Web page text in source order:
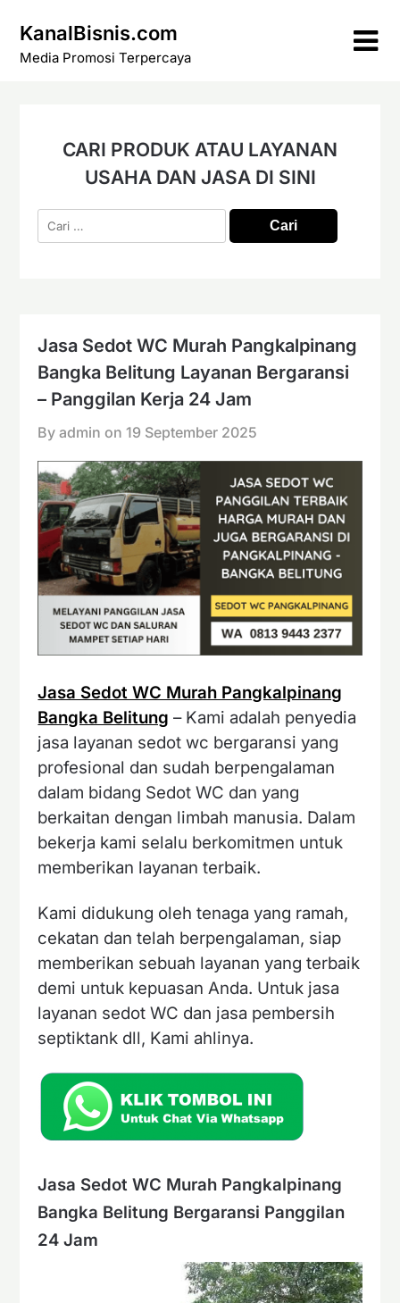
content
KanalBisnis.com
Media Promosi Terpercaya
CARI PRODUK ATAU LAYANAN
USAHA DAN JASA DI SINI
Cari
untuk:
Jasa Sedot WC Murah Pangkalpinang
Bangka Belitung Layanan Bergaransi
– Panggilan Kerja 24 Jam
By admin on19 September 2025
Jasa Sedot WC Murah Pangkalpinang
Bangka Belitung – Kami adalah penyedia
jasa layanan sedot wc bergaransi yang
profesional dan sudah berpengalaman
dalam bidang Sedot WC dan yang
berkaitan dengan limbah manusia. Dalam
bekerja kami selalu berkomitmen untuk
memberikan layanan terbaik.
Kami didukung oleh tenaga yang ramah,
cekatan dan telah berpengalaman, siap
memberikan sebuah layanan yang terbaik
demi untuk kepuasan Anda. Untuk jasa
layanan sedot WC dan jasa pembersih
septiktank dll, Kami ahlinya.
Jasa Sedot WC Murah Pangkalpinang
Bangka Belitung Bergaransi Panggilan
24 Jam